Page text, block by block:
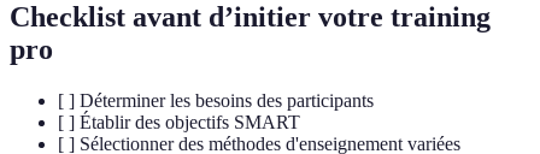
Checklist avant d’initier votre training
pro
[ ] Déterminer les besoins des participants
[ ] Établir des objectifs SMART
[ ] Sélectionner des méthodes d'enseignement variées